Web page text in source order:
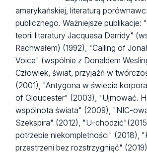
amerykańskiej, literaturą
publicznego. Ważniejsze publikacje:
teorii literatury Jacquesa Derridy"
Rachwałem) (1992), "Calling of
Voice" (wspólnie z Donaldem
Człowiek, świat, przyjaźń w
(2001), "Antygona w świecie
of Gloucester" (2003), "Ujmować.
wspólnota świata" (2009), "NIC-
Szekspira" (2012), "U-
potrzebie niekompletności" (2018),
przestrzeni bez rozstrzygnięć"